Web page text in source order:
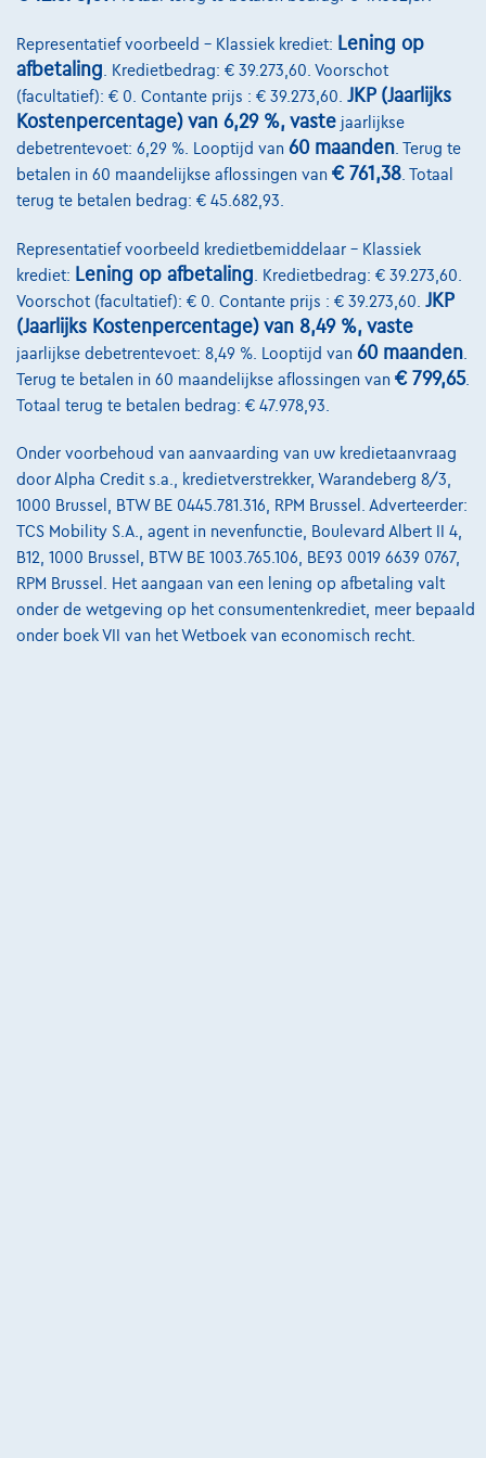
Volkswagen Golf
07/2023
43.688 km Benzine Automaat 110 kW ( 150 PK )
€27.490 1
Vanaf€536,11/maandmet een laatste maandaflossing
van€7.408,61
Ontdek het volledige cijfervoorbeeld
Autosphere Center Liège
Vergelijk
Bekijk wagen
Representatief voorbeeld – Klassiek krediet: Lening op
afbetaling . Kredietbedrag: € 39.273,60. Voorschot
(facultatief): € 0. Contante prijs : € 39.273,60. JKP (Jaarlijks
Kostenpercentage) van 6,29 %, vaste jaarlijkse
debetrentevoet: 6,29 %. Looptijd van 60 maanden . Terug te
betalen in 60 maandelijkse aflossingen van € 761,38 . Totaal
terug te betalen bedrag: € 45.682,93.
Representatief voorbeeld kredietbemiddelaar – Klassiek
krediet: Lening op afbetaling . Kredietbedrag: € 39.273,60.
Voorschot (facultatief): € 0. Contante prijs : € 39.273,60. JKP
(Jaarlijks Kostenpercentage) van 8,49 %, vaste
jaarlijkse debetrentevoet: 8,49 %. Looptijd van 60 maanden
Terug te betalen in 60 maandelijkse aflossingen van € 799,65.
Totaal terug te betalen bedrag: € 47.978,93.
Onder voorbehoud van aanvaarding van uw kredietaanvraag
door Alpha Credit s.a., kredietverstrekker, Warandeberg 8/3,
1000 Brussel, BTW BE 0445.781.316, RPM Brussel. Adverteerder:
TCS Mobility S.A., agent in nevenfunctie, Boulevard Albert II 4,
B12, 1000 Brussel, BTW BE 1003.765.106, BE93 0019 6639 0767,
RPM Brussel. Het aangaan van een lening op afbetaling valt
onder de wetgeving op het consumentenkrediet, meer bepaald
onder boek VII van het Wetboek van economisch recht.